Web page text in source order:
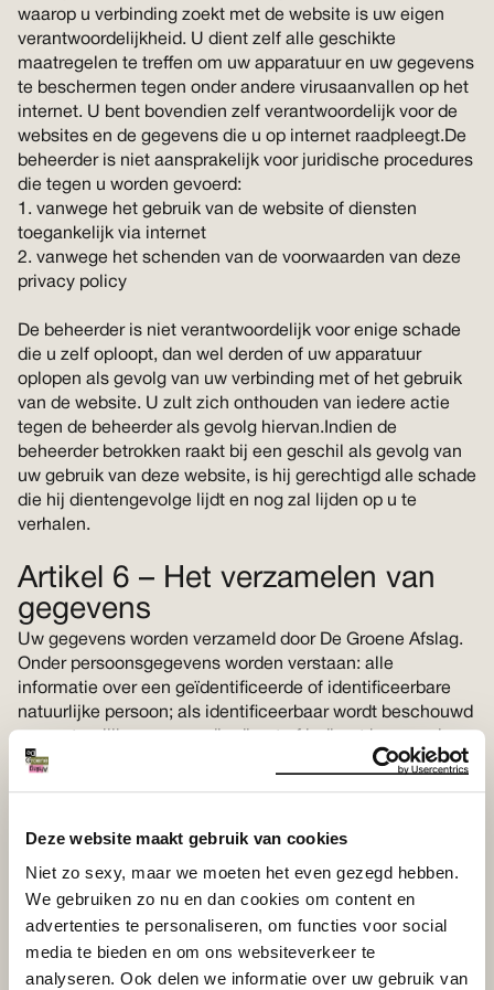
Deze website maakt gebruik van cookies
Niet zo sexy, maar we moeten het even gezegd hebben.
We gebruiken zo nu en dan cookies om content en
advertenties te personaliseren, om functies voor social
media te bieden en om ons websiteverkeer te
analyseren. Ook delen we informatie over uw gebruik van
waarop u verbinding zoekt met de website is uw eigen
verantwoordelijkheid. U dient zelf alle geschikte
maatregelen te treffen om uw apparatuur en uw gegevens
te beschermen tegen onder andere virusaanvallen op het
internet. U bent bovendien zelf verantwoordelijk voor de
websites en de gegevens die u op internet raadpleegt.De
beheerder is niet aansprakelijk voor juridische procedures
die tegen u worden gevoerd:
1. vanwege het gebruik van de website of diensten
toegankelijk via internet
2. vanwege het schenden van de voorwaarden van deze
privacy policy
De beheerder is niet verantwoordelijk voor enige schade
die u zelf oploopt, dan wel derden of uw apparatuur
oplopen als gevolg van uw verbinding met of het gebruik
van de website. U zult zich onthouden van iedere actie
tegen de beheerder als gevolg hiervan.Indien de
beheerder betrokken raakt bij een geschil als gevolg van
uw gebruik van deze website, is hij gerechtigd alle schade
die hij dientengevolge lijdt en nog zal lijden op u te
verhalen.
Artikel 6 – Het verzamelen van
gegevens
Uw gegevens worden verzameld door De Groene Afslag.
Onder persoonsgegevens worden verstaan: alle
informatie over een geïdentificeerde of identificeerbare
natuurlijke persoon; als identificeerbaar wordt beschouwd
geïdentificeerd, met name aan de hand van een
elementen die kenmerkend zijn voor de fysieke,
culturele of sociale identiteit.De persoonsgegevens die op
de website worden verzameld worden hoofdzakelijk
gebruikt door de beheerder voor het onderhouden van
relaties met u en indien aan de orde voor het verwerken
van uw bestellingen.